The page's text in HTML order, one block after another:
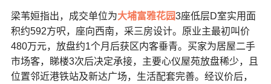
梁苇姮指出，成交单位为大埔富雅花园3座低层D室实用面
积约592方呎，座向西南，采三房设计。原业主最初叫价
480万元，放盘约1个月后获区内客垂青。买家为居屋二手
市场客，睇楼3次后决定承接，主要心仪屋苑放盘稀少，且
位置邻近港铁站及新达广场，生活配套完善。经议价后，